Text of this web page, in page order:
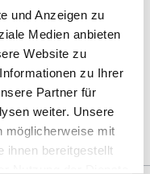
und Anzeigen zu
Medien anbieten
Website zu
zu Ihrer
Partner für
weiter. Unsere
möglicherweise mit
ihnen bereitgestellt
stets Etikett und
Bio-Eth…